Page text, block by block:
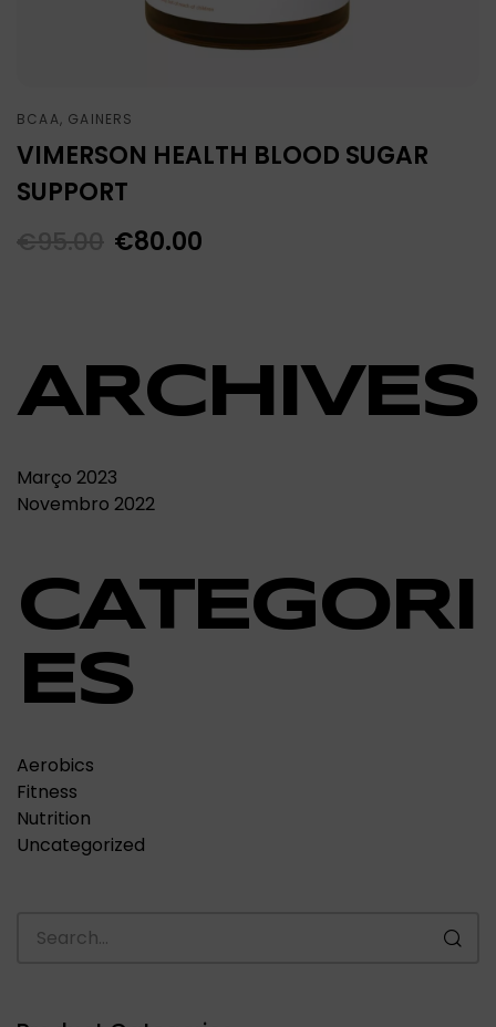
ARCHIVES
Março 2023
Novembro 2022
CATEGORI
ES
Aerobics
Fitness
Nutrition
Uncategorized
BCAA, GAINERS
VIMERSON HEALTH BLOOD SUGAR
SUPPORT
€80.00